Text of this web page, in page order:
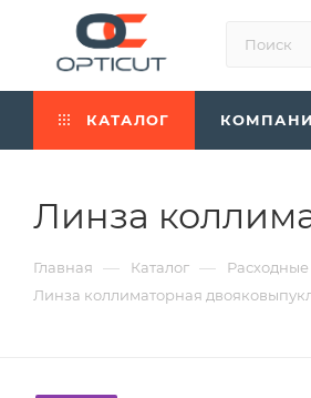
КАТАЛОГ
Линза
Главная — Каталог —
Линза коллиматорная